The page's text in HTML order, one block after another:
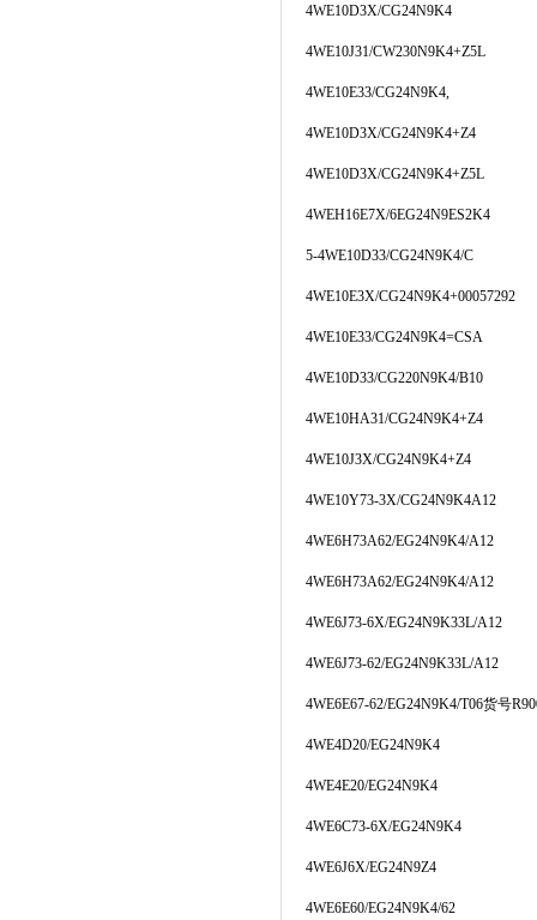
4WE10D3X/CG24N9K4
4WE10J31/CW230N9K4+Z5L
4WE10E33/CG24N9K4,
4WE10D3X/CG24N9K4+Z4
4WE10D3X/CG24N9K4+Z5L
4WEH16E7X/6EG24N9ES2K4
5-4WE10D33/CG24N9K4/C
4WE10E3X/CG24N9K4+00057292
4WE10E33/CG24N9K4=CSA
4WE10D33/CG220N9K4/B10
4WE10HA31/CG24N9K4+Z4
4WE10J3X/CG24N9K4+Z4
4WE10Y73-3X/CG24N9K4A12
4WE6H73A62/EG24N9K4/A12
4WE6H73A62/EG24N9K4/A12
4WE6J73-6X/EG24N9K33L/A12
4WE6J73-62/EG24N9K33L/A12
4WE6E67-62/EG24N9K4/T06货号
4WE4D20/EG24N9K4
4WE4E20/EG24N9K4
4WE6C73-6X/EG24N9K4
4WE6J6X/EG24N9Z4
4WE6E60/EG24N9K4/62